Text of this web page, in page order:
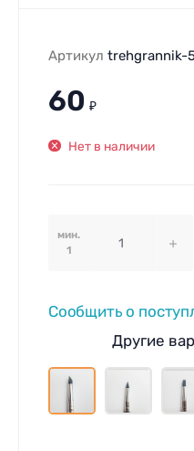
Артикул trehgrannik-
60 ₽
Нет в наличии
мин.
1
Сообщить о
Другие